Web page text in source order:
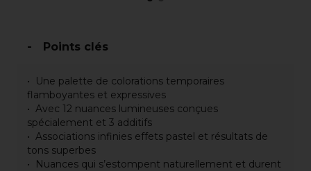
Points clés
Une palette de colorations temporaires
flamboyantes et expressives
Avec 12 nuances lumineuses conçues
spécialement et 3 additifs
Associations infinies effets pastel et résultats de
tons superbes
Nuances qui s’estompent naturellement et durent